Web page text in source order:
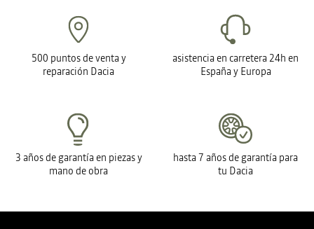
500 puntos de venta y
reparación Dacia
asistencia en carretera 24h en
España y Europa
3 años de garantía en piezas y
mano de obra
hasta 7 años de garantía para
tu Dacia